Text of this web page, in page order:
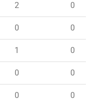
2 0
0 0
1 0
0 0
0 0